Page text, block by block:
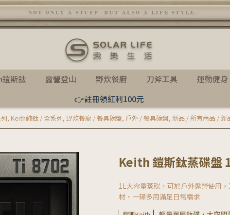
斯鈦 露營登山 野炊餐廚 刀斧工具 運動健身
👉註冊領紅利100元
, Keith純鈦 / 全系列, 野炊餐廚 / 餐具碗盤, 戶外 / 餐具碗盤, 新品 / 所有商品 / 新
Keith 鎧斯鈦蒸碟盤
1L大容量蒸碟，可於戶外露營使用
材，一碟多用滿足日常需求